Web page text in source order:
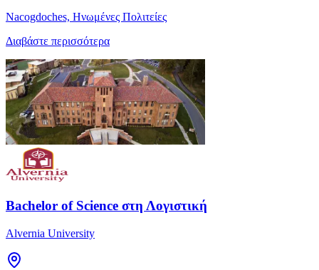
Nacogdoches, Ηνωμένες Πολιτείες
Διαβάστε περισσότερα
Bachelor of Science στη Λογιστική
Alvernia University